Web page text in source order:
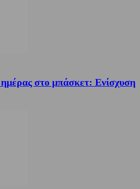
στο μπάσκετ: Ενίσχυση